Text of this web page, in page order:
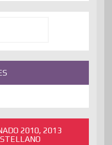
2010, 2013